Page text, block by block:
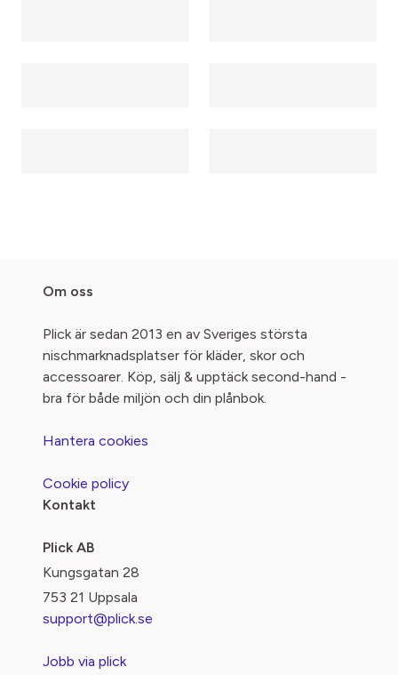
Om oss
Plick är sedan 2013 en av Sveriges största
nischmarknadsplatser för kläder, skor och
accessoarer. Köp, sälj & upptäck second-hand -
bra för både miljön och din plånbok.
Hantera cookies
Cookie policy
Kontakt
Plick AB
Kungsgatan 28
753 21 Uppsala
support@plick.se
Jobb via plick